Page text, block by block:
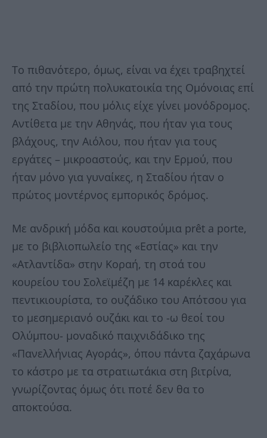
Το πιθανότερο, όμως, είναι να έχει τραβηχτεί
από την πρώτη πολυκατοικία της Ομόνοιας επί
της Σταδίου, που μόλις είχε γίνει μονόδρομος.
Αντίθετα με την Αθηνάς, που ήταν για τους
βλάχους, την Αιόλου, που ήταν για τους
εργάτες – μικροαστούς, και την Ερμού, που
ήταν μόνο για γυναίκες, η Σταδίου ήταν ο
πρώτος μοντέρνος εμπορικός δρόμος.
Με ανδρική μόδα και κουστούμια prêt a porte,
με το βιβλιοπωλείο της «Εστίας» και την
«Ατλαντίδα» στην Κοραή, τη στοά του
κουρείου του Σολεϊμέζη με 14 καρέκλες και
πεντικιουρίστα, το ουζάδικο του Απότσου για
το μεσημεριανό ουζάκι και το -ω θεοί του
Ολύμπου- μοναδικό παιχνιδάδικο της
«Πανελλήνιας Αγοράς», όπου πάντα ζαχάρωνα
το κάστρο με τα στρατιωτάκια στη βιτρίνα,
γνωρίζοντας όμως ότι ποτέ δεν θα το
αποκτούσα.